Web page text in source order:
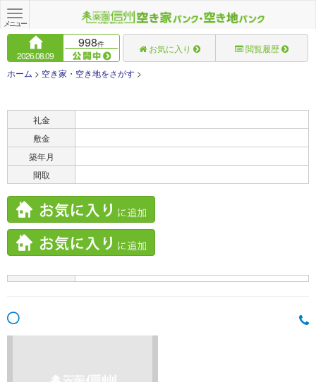
Toggle
navigation
メニュー
2026.08.09
998件 お気に入り 閲覧履歴
ホーム > 空き家・空き地をさがす >
礼金
敷金
築年月
間取